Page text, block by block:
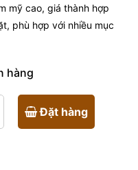
mỹ cao, giá thành hợp
phù hợp với nhiều mục
hàng
Đặt hàng